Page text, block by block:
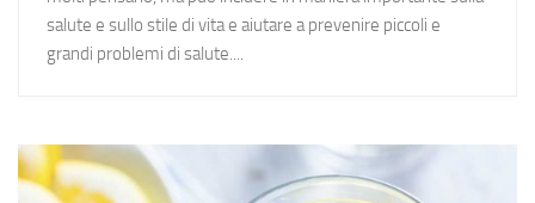
salute e sullo stile di vita e aiutare a prevenire piccoli e
grandi problemi di salute....